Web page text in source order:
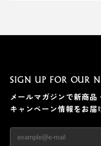
SIGN UP FOR OUR
メールマガジンで新商品
キャンペーン情報をお届